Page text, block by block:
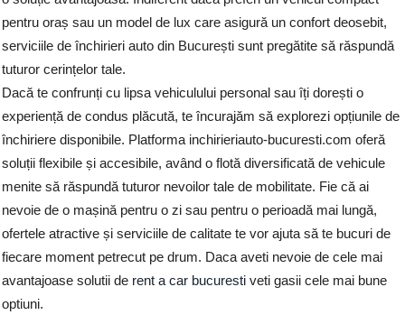
pentru oraș sau un model de lux care asigură un confort deosebit,
serviciile de închirieri auto din București sunt pregătite să răspundă
tuturor cerințelor tale.
Dacă te confrunți cu lipsa vehiculului personal sau îți dorești o
experiență de condus plăcută, te încurajăm să explorezi opțiunile de
închiriere disponibile. Platforma inchirieriauto-bucuresti.com oferă
soluții flexibile și accesibile, având o flotă diversificată de vehicule
menite să răspundă tuturor nevoilor tale de mobilitate. Fie că ai
nevoie de o mașină pentru o zi sau pentru o perioadă mai lungă,
ofertele atractive și serviciile de calitate te vor ajuta să te bucuri de
fiecare moment petrecut pe drum. Daca aveti nevoie de cele mai
avantajoase solutii de rent a car bucuresti veti gasii cele mai bune
optiuni.